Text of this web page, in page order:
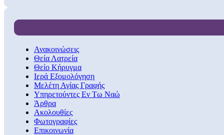
Ανακοινώσεις
Θεία Λατρεία
Θείο Κήρυγμα
Ιερά Εξομολόγηση
Μελέτη Αγίας Γραφής
Υπηρετούντες Εν Τω Ναώ
Άρθρα
Ακολουθίες
Φωτογραφίες
Επικοινωνία